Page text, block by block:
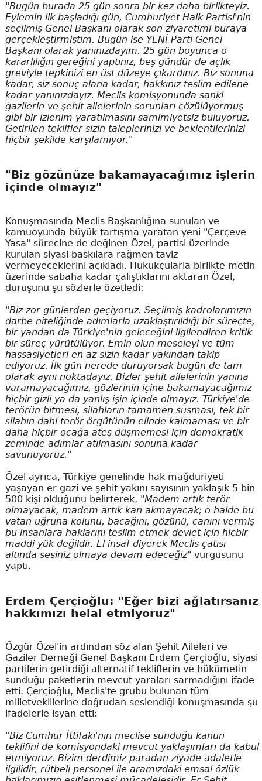
"Bugün burada 25 gün sonra bir kez daha birlikteyiz.
Eylemin ilk başladığı gün, Cumhuriyet Halk Partisi'nin
seçilmiş Genel Başkanı olarak son ziyaretimi buraya
gerçekleştirmiştim. Bugün ise YENİ Parti Genel
Başkanı olarak yanınızdayım. 25 gün boyunca o
kararlılığın gereğini yaptınız, beş gündür de açlık
greviyle tepkinizi en üst düzeye çıkardınız. Biz sonuna
kadar, siz sonuç alana kadar, hakkınız teslim edilene
kadar yanınızdayız. Meclis komisyonunda sanki
gazilerin ve şehit ailelerinin sorunları çözülüyormuş
gibi bir izlenim yaratılmasını samimiyetsiz buluyoruz.
Getirilen teklifler sizin taleplerinizi ve beklentilerinizi
hiçbir şekilde karşılamıyor."
"Biz gözünüze bakamayacağımız işlerin
içinde olmayız"
Konuşmasında Meclis Başkanlığına sunulan ve
kamuoyunda büyük tartışma yaratan yeni "Çerçeve
Yasa" sürecine de değinen Özel, partisi üzerinde
kurulan siyasi baskılara rağmen taviz
vermeyeceklerini açıkladı. Hukukçularla birlikte metin
üzerinde sabaha kadar çalıştıklarını aktaran Özel,
duruşunu şu sözlerle özetledi:
"Biz zor günlerden geçiyoruz. Seçilmiş kadrolarımızın
darbe niteliğinde adımlarla uzaklaştırıldığı bir süreçte,
bir yandan da Türkiye'nin geleceğini ilgilendiren kritik
bir süreç yürütülüyor. Emin olun meseleyi ve tüm
hassasiyetleri en az sizin kadar yakından takip
ediyoruz. İlk gün nerede duruyorsak bugün de tam
olarak aynı noktadayız. Bizler şehit ailelerinin yanına
varamayacağımız, gözlerinin içine bakamayacağımız
hiçbir gizli ya da yanlış işin içinde olmayız. Türkiye'de
terörün bitmesi, silahların tamamen susması, tek bir
silahın dahi terör örgütünün elinde kalmaması ve bir
daha hiçbir ocağa ateş düşmemesi için demokratik
zeminde adımlar atılmasını sonuna kadar
savunuyoruz."
Özel ayrıca, Türkiye genelinde hak mağduriyeti
yaşayan er gazi ve şehit yakını sayısının yaklaşık 5 bin
500 kişi olduğunu belirterek, "Madem artık terör
olmayacak, madem artık kan akmayacak; o halde bu
vatan uğruna kolunu, bacağını, gözünü, canını vermiş
bu insanlara haklarını teslim etmek devlet için hiçbir
maddi yük değildir. El insaf diyerek Meclis çatısı
altında sesiniz olmaya devam edeceğiz" vurgusunu
yaptı.
Erdem Çerçioğlu: "Eğer bizi ağlatırsanız
hakkımızı helal etmiyoruz"
Özgür Özel'in ardından söz alan Şehit Aileleri ve
Gaziler Derneği Genel Başkanı Erdem Çerçioğlu, siyasi
partilerin getirdiği alternatif tekliflerin ve hükümetin
sunduğu paketlerin mevcut yaraları sarmadığını ifade
etti. Çerçioğlu, Meclis'te grubu bulunan tüm
milletvekillerine doğrudan seslendiği konuşmasında şu
ifadelerle isyan etti:
"Biz Cumhur İttifakı'nın meclise sunduğu kanun
teklifini de komisyondaki mevcut yaklaşımları da kabul
etmiyoruz. Bizim derdimiz paradan ziyade adaletle
ilgilidir, rütbeli personel ile aramızdaki emsal özlük